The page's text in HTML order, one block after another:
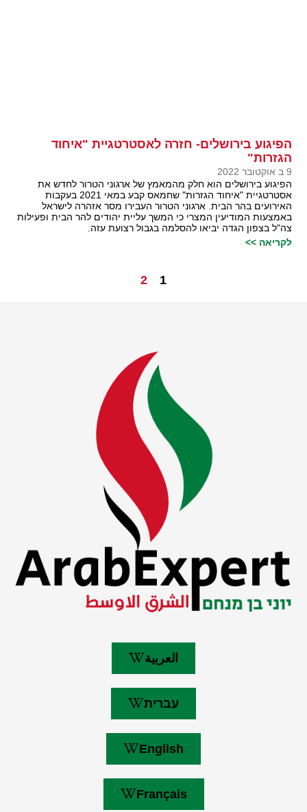
הפיגוע בירושלים- חזרה לאסטרטגיית "איחוד
הגזרות"
9 ב אוקטובר 2022
הפיגוע בירושלים הוא חלק מהמאמץ של ארגוני הטרור לחדש את
אסטרטגיית "איחוד הגזרות" שחמאס קבע במאי 2021 בעקבות
האירועים בהר הבית. ארגוני הטרור העבירו מסר אזהרה לישראל
באמצעות המודיעין המצרי כי המשך עליית יהודים להר הבית ופעילות
צה"ל בצפון הגדה יביאו להסלמה בגבול רצועת עזה.
לקריאה >>
1
2
العربية
עברית
English
Français